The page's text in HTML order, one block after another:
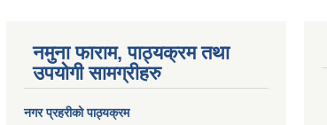
नमुना फाराम, पाठ्यक्रम तथा
उपयोगी सामग्रीहरु
नगर प्रहरीको पाठ्यक्रम